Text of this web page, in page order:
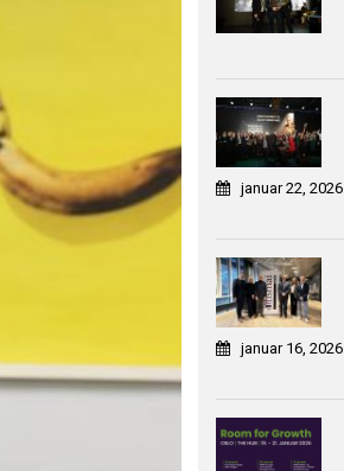
januar 22, 2026
januar 16, 2026